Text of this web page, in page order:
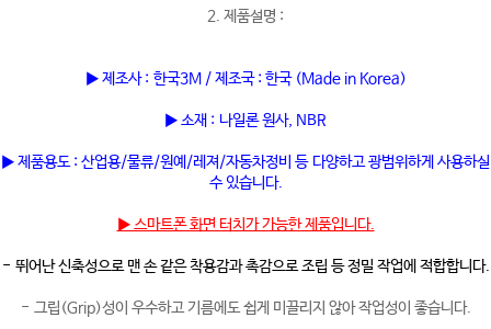
2. 제품설명 :
▶ 제조사 : 한국3M / 제조국 : 한국 (Made in Korea)
▶ 소재 : 나일론 원사, NBR
▶ 제품용도 : 산업용/물류/원예/레져/자동차정비 등 다양하고 광범위하게 사용하실
수 있습니다.
▶ 스마트폰 화면 터치가 가능한 제품입니다.
- 뛰어난 신축성으로 맨 손 같은 착용감과 촉감으로 조립 등 정밀 작업에 적합합니다.
- 그립(Grip)성이 우수하고 기름에도 쉽게 미끌리지 않아 작업성이 좋습니다.